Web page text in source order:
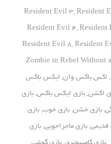
Resident Evil 3,Resident
Resident Evil 4,Resident
Resident Evil 8,Resident
Zombie in Rebel Without
, اکس باکس وان, ایکس باکس
اکشن,بازی ایکس باکس,بازی
,بازی خشن,بازی خوب,بازی
قدیمی,بازی ماجراجویی,بازی